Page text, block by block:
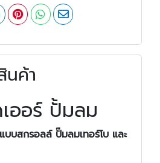
นค้า
ออร์ ปั้มลม
บบสกรอลล์ ปั๊มลมเทอร์โบ และ